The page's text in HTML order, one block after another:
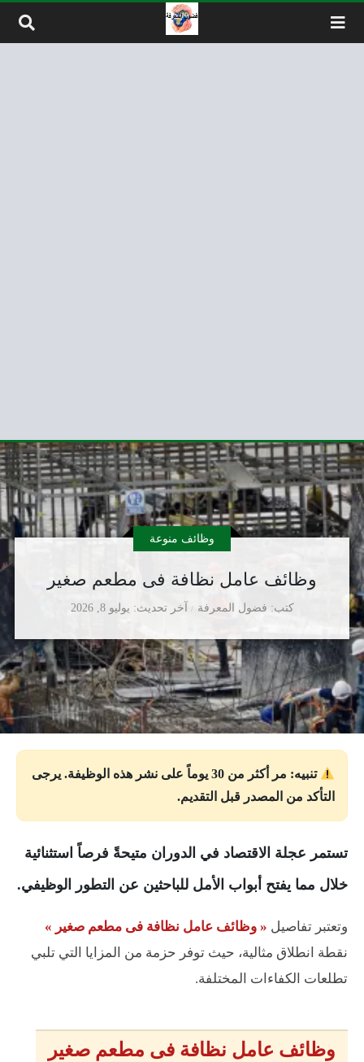
وظائف عامل نظافة فى مطعم صغير
كتب فضول المعرفة
وظائف منوعة
آخر تحديث يوليو 8, 2026
تنبيه: مر أكثر من 30 يوماً على نشر هذه الوظيفة. يرجى
التأكد من المصدر قبل التقديم.
تستمر عجلة الاقتصاد في الدوران متيحةً فرصاً استثنائية
خلال مما يفتح أبواب الأمل للباحثين عن التطور الوظيفي.
وتعتبر تفاصيل « وظائف عامل نظافة فى مطعم صغير »
نقطة انطلاق مثالية، حيث توفر حزمة من المزايا التي تلبي
تطلعات الكفاءات المختلفة.
وظائف عامل نظافة فى مطعم صغير